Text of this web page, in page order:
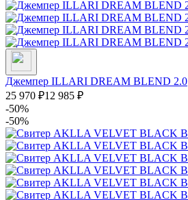
Джемпер ILLARI DREAM BLEND 2.0
25 970 ₽12 985 ₽
-50%
-50%